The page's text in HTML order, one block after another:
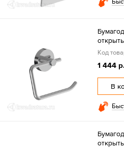
Код
1 444 р.
В